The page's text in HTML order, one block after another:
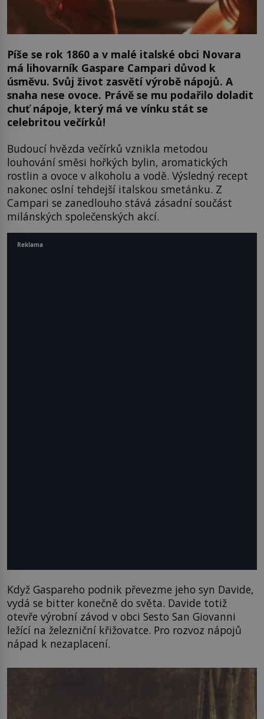
Píše se rok 1860 a v malé italské obci Novara
má lihovarník Gaspare Campari důvod k
úsměvu. Svůj život zasvětí výrobě nápojů. A
snaha nese ovoce. Právě se mu podařilo doladit
chuť nápoje, který má ve vínku stát se
celebritou večírků!
Budoucí hvězda večírků vznikla metodou
louhování směsi hořkých bylin, aromatických
rostlin a ovoce v alkoholu a vodě. Výsledný recept
nakonec oslní tehdejší italskou smetánku. Z
Campari se zanedlouho stává zásadní součást
milánských společenských akcí.
Když Gaspareho podnik převezme jeho syn Davide,
vydá se bitter konečně do světa. Davide totiž
otevře výrobní závod v obci Sesto San Giovanni
ležící na železniční křižovatce. Pro rozvoz nápojů
nápad k nezaplacení.
Reklama